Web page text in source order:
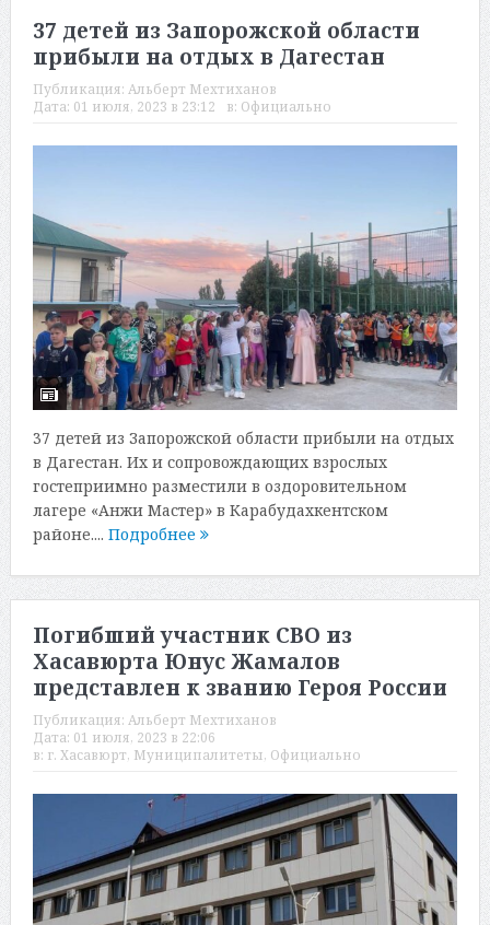
37 детей из Запорожской области
прибыли на отдых в Дагестан
Публикация: Альберт Мехтиханов
Дата: 01 июля, 2023 в 23:12 в: Официально
37 детей из Запорожской области прибыли на отдых
в Дагестан. Их и сопровождающих взрослых
гостеприимно разместили в оздоровительном
лагере «Анжи Мастер» в Карабудахкентском
районе.... Подробнее
Погибший участник СВО из
Хасавюрта Юнус Жамалов
представлен к званию Героя России
Публикация: Альберт Мехтиханов
Дата: 01 июля, 2023 в 22:06
в: г. Хасавюрт, Муниципалитеты, Официально